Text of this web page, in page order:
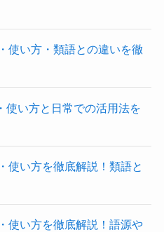
使い方・類語との違いを徹
使い方と日常での活用法を
使い方を徹底解説！類語と
使い方を徹底解説！語源や